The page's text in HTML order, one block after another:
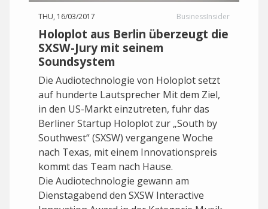
THU, 16/03/2017 BusinessInsider
Holoplot aus Berlin überzeugt die
SXSW-Jury mit seinem
Soundsystem
Die Audiotechnologie von Holoplot setzt
auf hunderte Lautsprecher Mit dem Ziel,
in den US-Markt einzutreten, fuhr das
Berliner Startup Holoplot zur „South by
Southwest“ (SXSW) vergangene Woche
nach Texas, mit einem Innovationspreis
kommt das Team nach Hause.
Die Audiotechnologie gewann am
Dienstagabend den SXSW Interactive